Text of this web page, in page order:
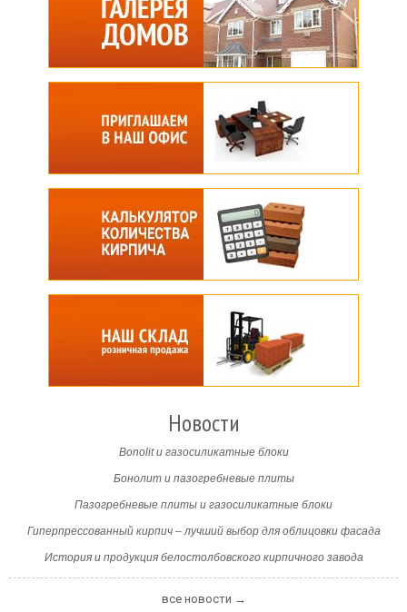
Новости
Bonolit и газосиликатные блоки
Бонолит и пазогребневые плиты
Пазогребневые плиты и газосиликатные блоки
Гиперпрессованный кирпич – лучший выбор для облицовки фасада
История и продукция белостолбовского кирпичного завода
все новости →